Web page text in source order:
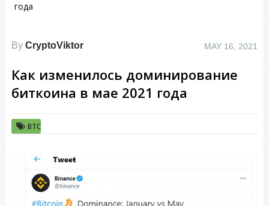
года
By CryptoViktor MAY 16, 2021
Как изменилось доминирование
биткоина в мае 2021 года
BTC